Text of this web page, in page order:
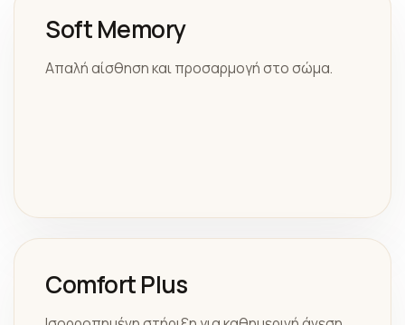
Soft Memory
Απαλή αίσθηση και προσαρμογή στο σώμα.
Comfort Plus